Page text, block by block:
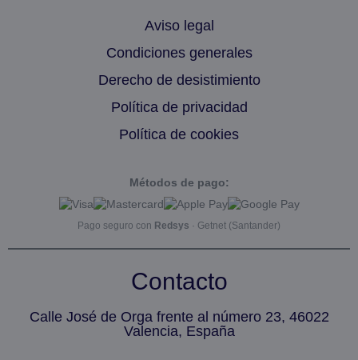
Aviso legal
Condiciones generales
Derecho de desistimiento
Política de privacidad
Política de cookies
Métodos de pago:
Pago seguro con Redsys · Getnet (Santander)
Contacto
Calle José de Orga frente al número 23, 46022
Valencia, España